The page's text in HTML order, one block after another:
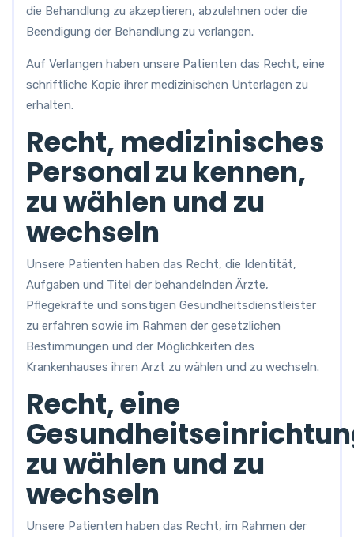
die Behandlung zu akzeptieren, abzulehnen oder die
Beendigung der Behandlung zu verlangen.
Auf Verlangen haben unsere Patienten das Recht, eine
schriftliche Kopie ihrer medizinischen Unterlagen zu
erhalten.
Recht, medizinisches
Personal zu kennen,
zu wählen und zu
wechseln
Unsere Patienten haben das Recht, die Identität,
Aufgaben und Titel der behandelnden Ärzte,
Pflegekräfte und sonstigen Gesundheitsdienstleister
zu erfahren sowie im Rahmen der gesetzlichen
Bestimmungen und der Möglichkeiten des
Krankenhauses ihren Arzt zu wählen und zu wechseln.
Recht, eine
zu wählen und zu
wechseln
Unsere Patienten haben das Recht, im Rahmen der